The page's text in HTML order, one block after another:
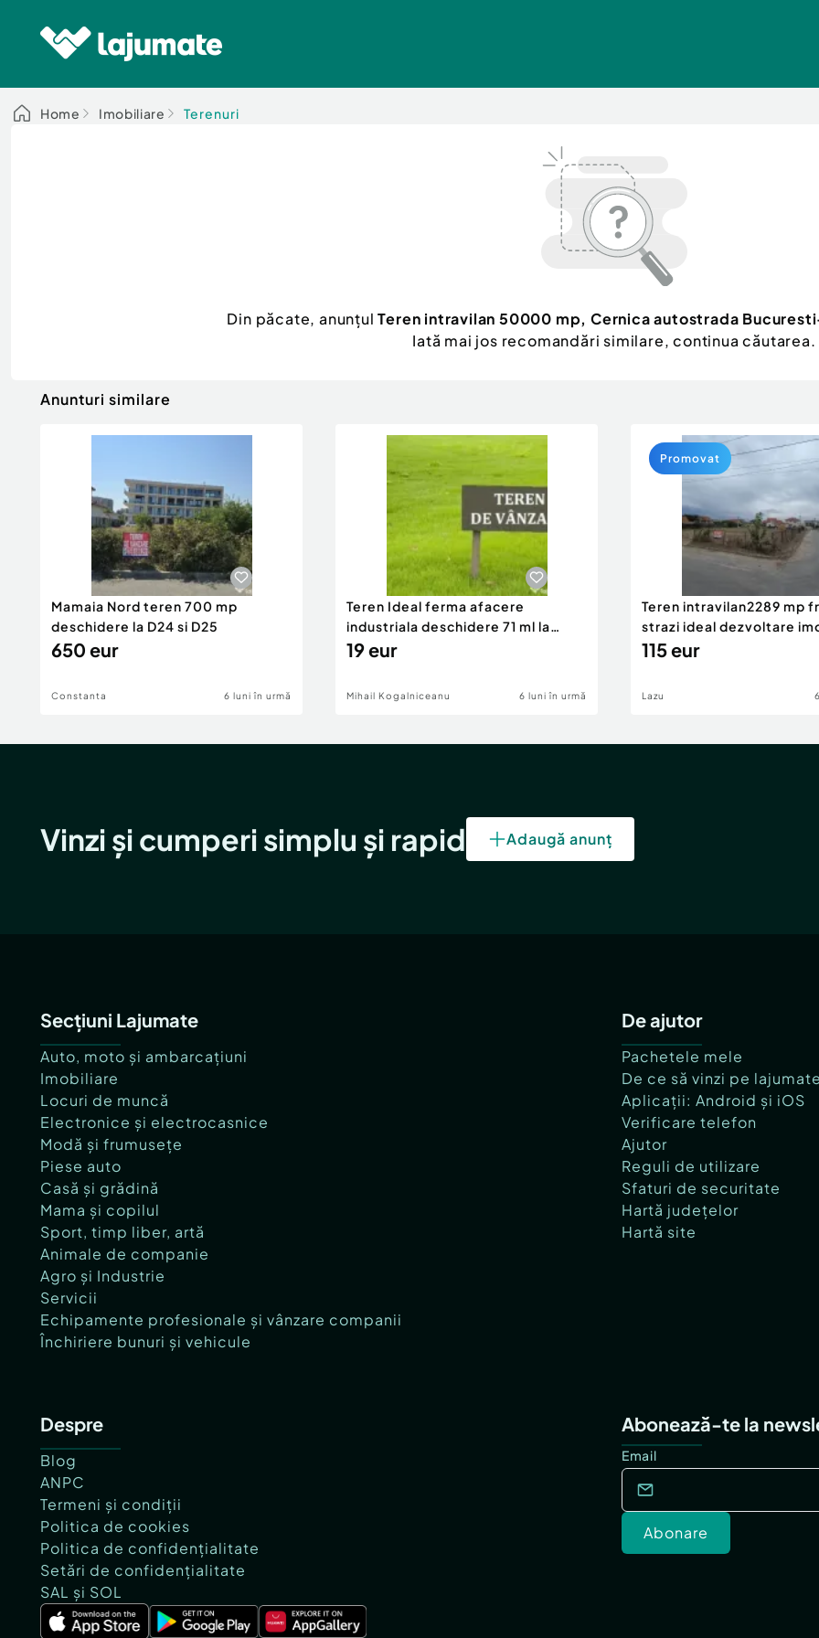
Home Imobiliare Terenuri
Din păcate, anunțulTeren intravilan 50000 mp, Cernica autostrada
Iată mai jos recomandări similare, continua căutarea.
Anunturi similare
Mamaia Nord teren 700 mp
deschidere la D24 si D25
650 eur
Constanta 6 luni în urmă
Teren Ideal ferma afacere
industriala deschidere 71 ml la
DN2A
19 eur
Mihail Kogalniceanu 6 luni în urmă
Teren intravilan2289 mp
strazi ideal dezvoltare
115 eur
Lazu
Promovat
Vinzi și cumperi simplu și rapid Adaugă anunț
Secțiuni Lajumate
Auto, moto și ambarcațiuni
Imobiliare
Locuri de muncă
Electronice și electrocasnice
Modă și frumusețe
Piese auto
Casă și grădină
Mama și copilul
Sport, timp liber, artă
Animale de companie
Agro și Industrie
Servicii
Echipamente profesionale și vânzare companii
Închiriere bunuri și vehicule
De ajutor
Pachetele mele
De ce să vinzi pe
Aplicații: Android și iOS
Verificare telefon
Ajutor
Reguli de utilizare
Sfaturi de securitate
Hartă județelor
Hartă site
Despre
Blog
ANPC
Termeni și condiții
Politica de cookies
Politica de confidențialitate
Setări de confidențialitate
SAL și SOL
Abonează-te la
Email
Abonare